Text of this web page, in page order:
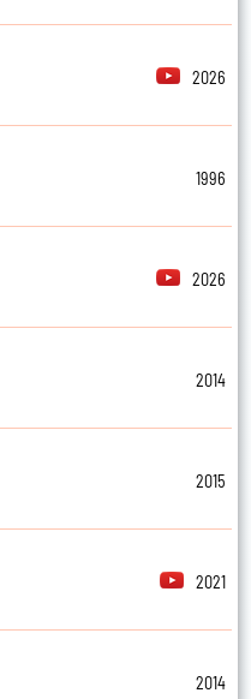
2026
1996
2026
2014
2015
2021
2014